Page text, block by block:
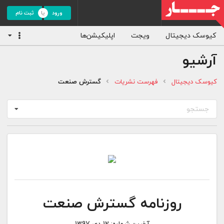
ورود ثبت نام
کیوسک دیجیتال ویجت اپلیکیشن‌ها
آرشیو
کیوسک دیجیتال فهرست نشریات گسترش صنعت
جستجو
روزنامه گسترش صنعت